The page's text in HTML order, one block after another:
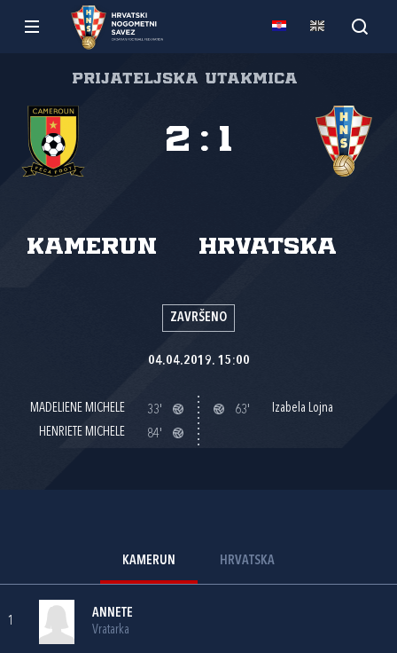
Prijateljska utakmica
Kamerun Hrvatska
2 : 1
ZAVRŠENO
04.04.2019. 15:00
MADELIENE MICHELE
33'
HENRIETE MICHELE
84'
63' Izabela Lojna
KAMERUN HRVATSKA
1
ANNETE
Vratarka